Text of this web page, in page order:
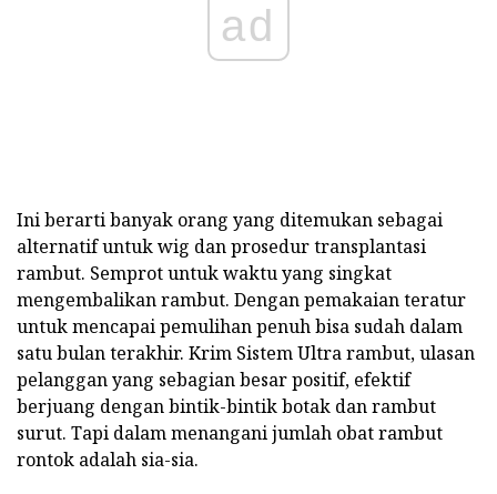
ad
Ini berarti banyak orang yang ditemukan sebagai
alternatif untuk wig dan prosedur transplantasi
rambut. Semprot untuk waktu yang singkat
mengembalikan rambut. Dengan pemakaian teratur
untuk mencapai pemulihan penuh bisa sudah dalam
satu bulan terakhir. Krim Sistem Ultra rambut, ulasan
pelanggan yang sebagian besar positif, efektif
berjuang dengan bintik-bintik botak dan rambut
surut. Tapi dalam menangani jumlah obat rambut
rontok adalah sia-sia.